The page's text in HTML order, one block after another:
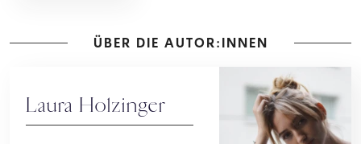
ÜBER DIE AUTOR:INNEN
Laura Holzinger